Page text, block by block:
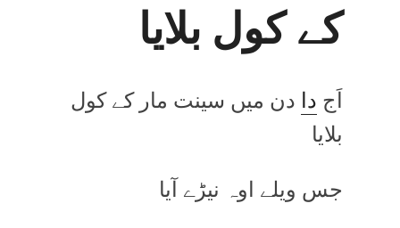
کے کول بلایا
اَج دا دن میں سینت مار کے کول
بلایا
جس ویلے اوہ نیڑے آیا